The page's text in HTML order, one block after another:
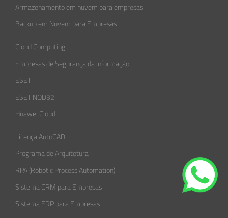
Armazenamento em nuvem para empresas
Backup em Nuvem para Empresas
Cloud Computing
Empresas de Segurança da Informação​
ESET
ESET NOD32
Huawei Cloud
Licença AutoCAD
Programa de Arquitetura
RPA (Robotic Process Automation)
Sistema CRM para Empresas
Sistema ERP para Empresas